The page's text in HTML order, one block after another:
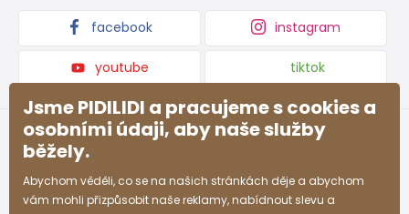
Kolekce zboží
facebook instagram
youtube tiktok
Jsme PIDILIDI a pracujeme s cookies a
osobními údaji, aby naše služby
běžely.
Abychom věděli, co se na našich stránkách děje a abychom
vám mohli přizpůsobit naše reklamy, nabídnout slevu a